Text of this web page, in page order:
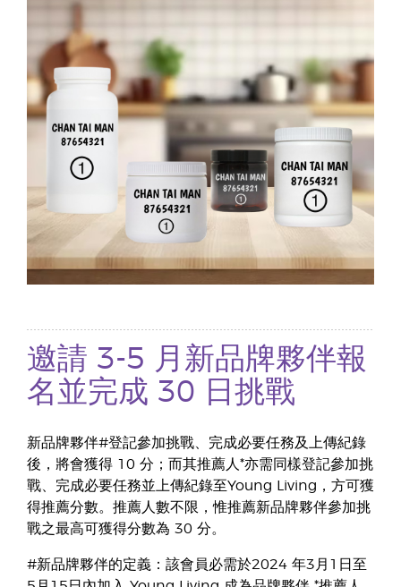
邀請 3-5 月新品牌夥伴報
名並完成 30 日挑戰
新品牌夥伴#登記參加挑戰、完成必要任務及上傳紀錄
後，將會獲得 10 分；而其推薦人*亦需同樣登記參加挑
戰、完成必要任務並上傳紀錄至Young Living，方可獲
得推薦分數。推薦人數不限，惟推薦新品牌夥伴參加挑
戰之最高可獲得分數為 30 分。
#新品牌夥伴的定義：該會員必需於2024 年3月1日至